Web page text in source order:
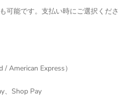
可能です。支払い時にご選択くださ
/ American Express）
、Shop Pay